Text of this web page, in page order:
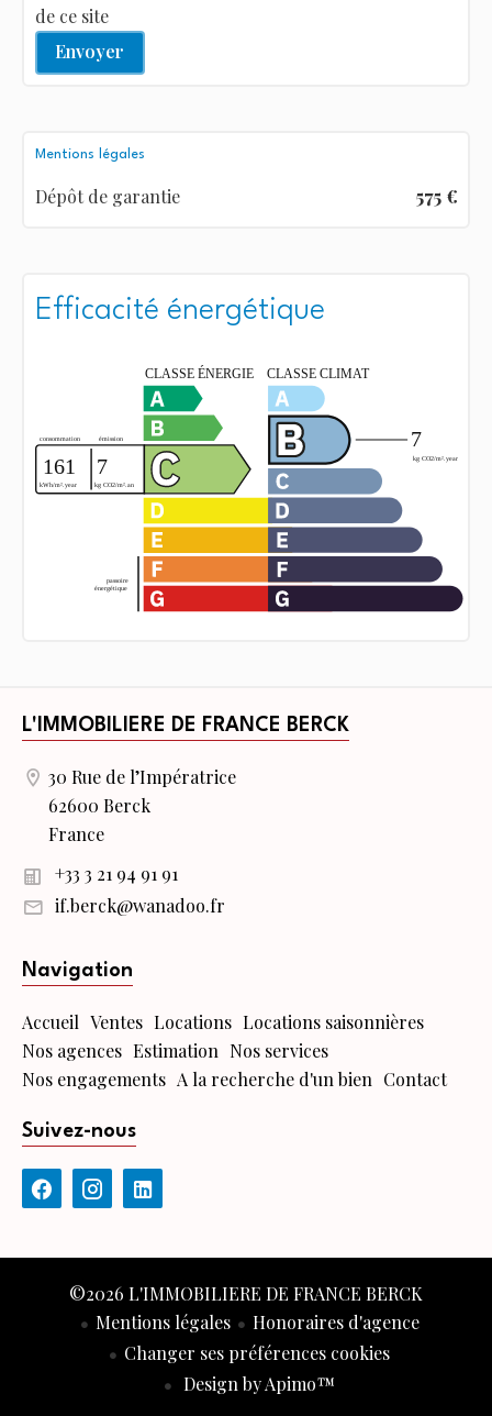
de ce site
Envoyer
Mentions légales
Dépôt de garantie 575 €
Efficacité énergétique
L'IMMOBILIERE DE FRANCE BERCK
30 Rue de l’Impératrice
62600 Berck
France
+33 3 21 94 91 91
if.berck@wanadoo.fr
Navigation
Accueil Ventes Locations Locations saisonnières
Nos agences Estimation Nos services
Nos engagements A la recherche d'un bien Contact
Suivez-nous
©2026 L'IMMOBILIERE DE FRANCE BERCK
Mentions légales
Honoraires d'agence
Changer ses préférences cookies
Design byApimo™